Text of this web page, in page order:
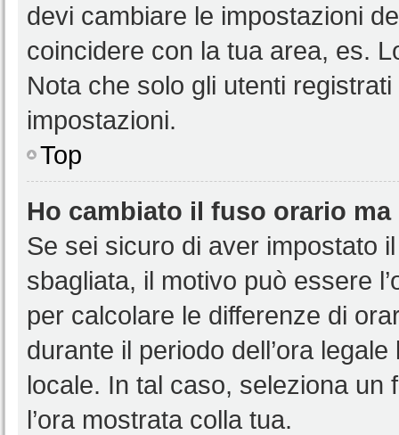
devi cambiare le impostazioni
coincidere con la tua area, es.
Nota che solo gli utenti
impostazioni.
Top
Ho cambiato il fuso orario ma
Se sei sicuro di aver impostato
sbagliata, il motivo può essere
per calcolare le differenze di
durante il periodo dell’ora
locale. In tal caso, seleziona
l’ora mostrata colla tua.